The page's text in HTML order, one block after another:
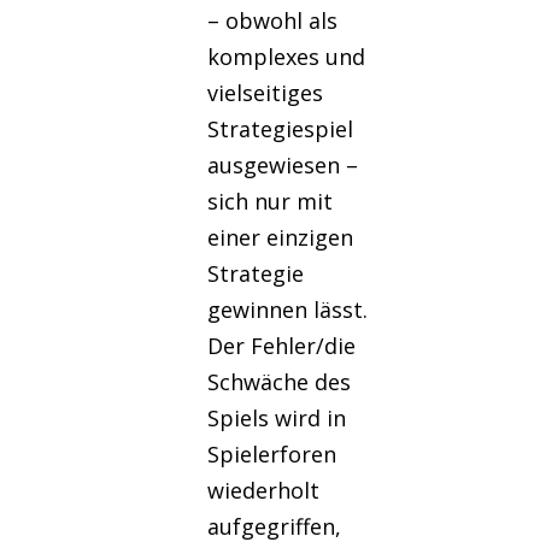
– obwohl als
komplexes und
vielseitiges
Strategiespiel
ausgewiesen –
sich nur mit
einer einzigen
Strategie
gewinnen lässt.
Der Fehler/die
Schwäche des
Spiels wird in
Spielerforen
wiederholt
aufgegriffen,